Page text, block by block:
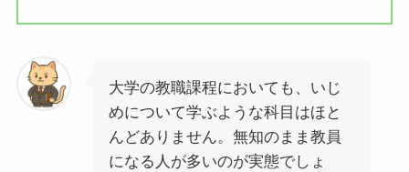
大学の教職課程においても、いじ
めについて学ぶような科目はほと
んどありません。無知のまま教員
になる人が多いのが実態でしょ